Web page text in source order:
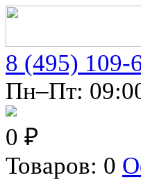
8 (495) 109-
Пн–Пт:
0 ₽
Товаров: 0